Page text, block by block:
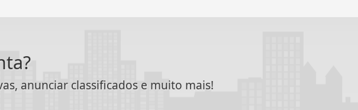
anunciar classificados e muito mais!